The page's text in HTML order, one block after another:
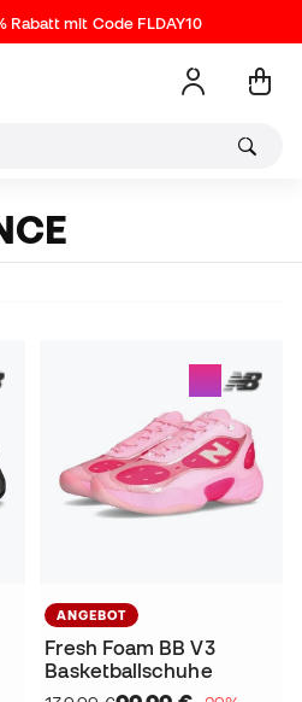
Rabatt mit Code FLDAY10
ANGEBOT
Fresh Foam BB V3
Basketballschuhe